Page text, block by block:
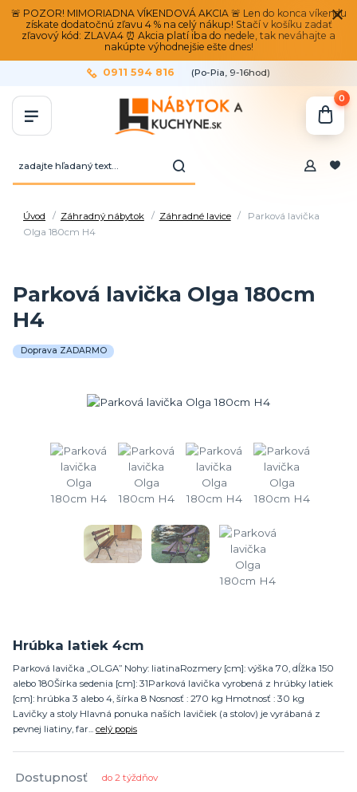
🚨 POZOR! MIMORIADNA VÍKENDOVÁ AKCIA 🚨 Len do konca víkendu
získate dodatočnú zľavu 4 % na celý nákup! Stačí v košíku zadať
zľavový kód: ZLAVA4 ⏰ Akcia platí iba do nedele, tak neváhajte a
nakúpte výhodnejšie ešte dnes!
0911 594 816 (Po-Pia, 9-16hod)
0
Úvod Záhradný nábytok Záhradné lavice
Parková lavička
Olga 180cm H4
Parková lavička Olga 180cm
H4
Doprava ZADARMO
Hrúbka latiek 4cm
Parková lavička „OLGA” Nohy: liatinaRozmery [cm]: výška 70, dĺžka 150
alebo 180Šírka sedenia [cm]: 31Parková lavička vyrobená z hrúbky latiek
[cm]: hrúbka 3 alebo 4, šírka 8 Nosnosť : 270 kg Hmotnosť : 30 kg
Lavičky a stoly Hlavná ponuka naších lavičiek (a stolov) je vyrábaná z
pevnej liatiny, far... celý popis
Dostupnosť do 2 týždňov